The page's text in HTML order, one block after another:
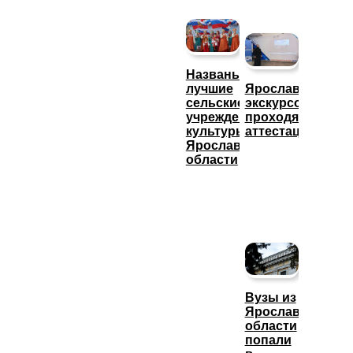
Названы
лучшие
сельские
учреждения
культуры
Ярославской
области
Ярославские
экскурсоводы
проходят
аттестацию
Вузы из
Ярославской
области
попали